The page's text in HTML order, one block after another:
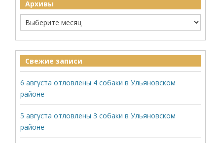
Архивы
Свежие записи
6 августа отловлены 4 собаки в Ульяновском
районе
5 августа отловлены 3 собаки в Ульяновском
районе